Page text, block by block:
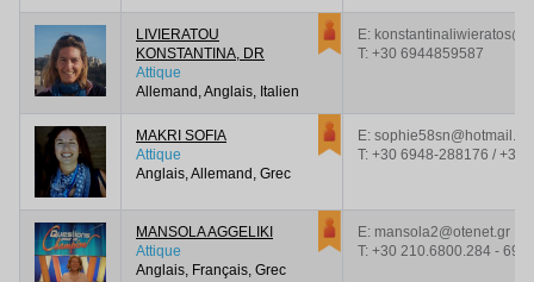
LIVIERATOU
KONSTANTINA, DR
Attique
Allemand, Anglais, Italien
E:
T: +30 6944859587
MAKRI SOFIA
Attique
Anglais, Allemand, Grec
E:
T: +30 6948-288176 / +30
MANSOLA AGGELIKI
Attique
Anglais, Français, Grec
E: mansola2@otenet.gr
T: +30 210.6800.284 -